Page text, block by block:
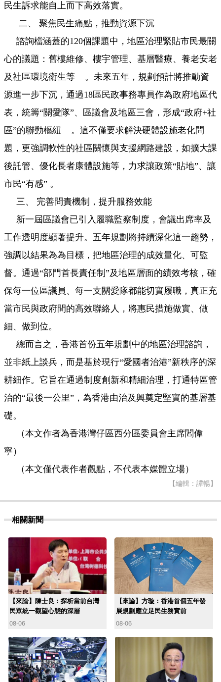
民生訴求能自上而下高效落實。
二、 聚焦民生痛點，推動資源下沉
諮詢檔涵蓋的120個課題中，地區治理緊貼市民最關
心的議題：舊樓維修、樓宇管理、基層醫療、養老安老
及社區環境衛生等 。未來五年，規劃預計將推動資
源進一步下沉，通過18區民政事務專員作為政府地區代
表，統籌“關愛隊”、區議會及地區三會，形成“政府+社
區”的聯動樞紐 。這不僅要求解決硬體設施老化問
題，更強調軟性的社區關懷與支援網路建設，如擴大課
後託管、優化長者康體設施等，力求讓政策“貼地”、讓
市民“有感” 。
三、 完善問責機制，提升服務效能
新一屆區議會已引入履職監察制度，會議出席率及
工作透明度顯著提升。五年規劃將持續深化這一趨勢，
強調以結果為為目標，把地區治理的成效量化、可監
督。通過“部門首長責任制”及地區層面的績效考核，確
保每一位區議員、每一支關愛隊都能切實履職，真正充
當市民與政府間的高效聯絡人，將惠民措施做實、做
細、做到位。
總而言之，香港首份五年規劃中的地區治理諮詢，
並非紙上談兵，而是基於現行“愛國者治港”新秩序的深
耕細作。它旨在通過制度創新和精細治理，打通特區管
治的“最後一公里”，為香港由治及興奠定堅實的基層基
礎。
（本文作者為香港灣仔區西分區委員會主席閻偉
寧）
（本文僅代表作者觀點，不代表本媒體立場）
【編輯：譚暢】
相關新聞
【來論】陳士良：探析當前台灣
民眾統一觀望心態的深層
08-06
【來論】方璇：香港首個五年發
展規劃應立足民生務實前
08-06